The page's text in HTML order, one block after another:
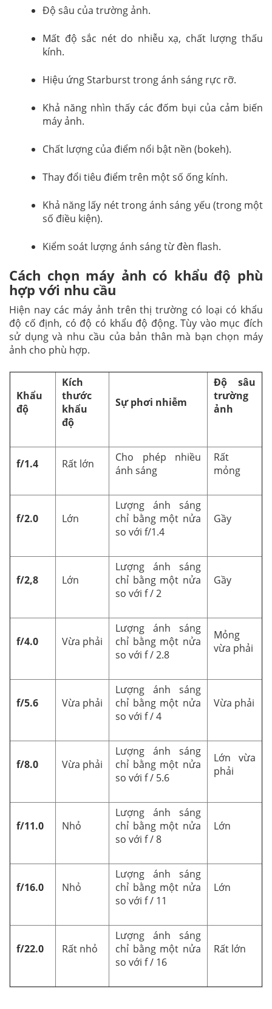
Độ sâu của trường ảnh.
Mất độ sắc nét do nhiễu xạ, chất lượng thấu
kính.
Hiệu ứng Starburst trong ánh sáng rực rỡ.
Khả năng nhìn thấy các đốm bụi của cảm biến
máy ảnh.
Chất lượng của điểm nổi bật nền (bokeh).
Thay đổi tiêu điểm trên một số ống kính.
Khả năng lấy nét trong ánh sáng yếu (trong một
số điều kiện).
Kiểm soát lượng ánh sáng từ đèn flash.
Cách chọn máy ảnh có khẩu độ phù
hợp với nhu cầu
Hiện nay các máy ảnh trên thị trường có loại có khẩu
độ cố định, có độ có khẩu độ động. Tùy vào mục đích
sử dụng và nhu cầu của bản thân mà bạn chọn máy
ảnh cho phù hợp.
Khẩu
độ
Kích
thước
khẩu
độ
Sự phơi nhiễm
Độ sâu
trường
ảnh
f/1.4 Rất lớn
Cho phép nhiều
ánh sáng
Rất
mỏng
f/2.0 Lớn
Lượng ánh sáng
chỉ bằng một nửa
so với f/1.4
Gầy
f/2,8 Lớn
Lượng ánh sáng
chỉ bằng một nửa
so với f / 2
Gầy
f/4.0 Vừa phải
Lượng ánh sáng
chỉ bằng một nửa
so với f / 2.8
Mỏng
vừa phải
f/5.6 Vừa phải
Lượng ánh sáng
chỉ bằng một nửa
so với f / 4
Vừa phải
f/8.0 Vừa phải
Lượng ánh sáng
chỉ bằng một nửa
so với f / 5.6
Lớn vừa
phải
f/11.0 Nhỏ
Lượng ánh sáng
chỉ bằng một nửa
so với f / 8
Lớn
f/16.0 Nhỏ
Lượng ánh sáng
chỉ bằng một nửa
so với f / 11
Lớn
f/22.0 Rất nhỏ
Lượng ánh sáng
chỉ bằng một nửa
so với f / 16
Rất lớn